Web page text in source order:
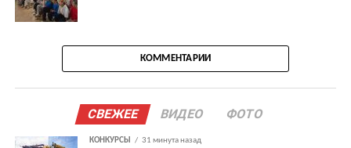
КОММЕНТАРИИ
СВЕЖЕЕ ВИДЕО ФОТО
КОНКУРСЫ 31 минута назад